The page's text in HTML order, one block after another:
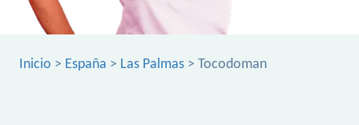
Inicio > España > Las Palmas > Tocodoman